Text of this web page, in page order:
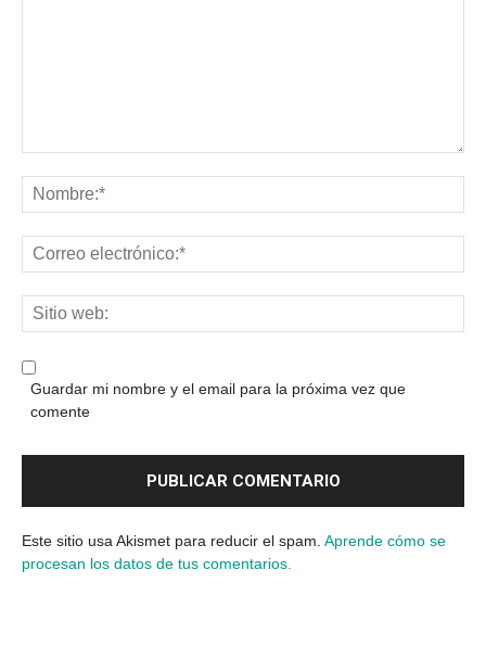
Guardar mi nombre y el email para la próxima vez que
comente
Este sitio usa Akismet para reducir el spam. Aprende cómo se
procesan los datos de tus comentarios.